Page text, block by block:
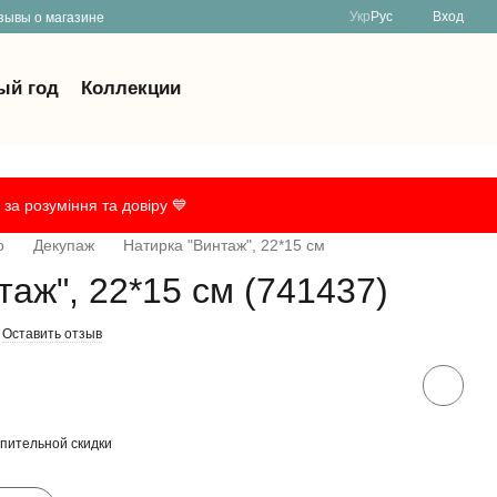
розуміння та довіру 💙
о магазине Укр Рус Вход
год Коллекции
Декупаж Натирка "Винтаж", 22*15 см
22*15 см (741437)
Оставить отзыв
скидки